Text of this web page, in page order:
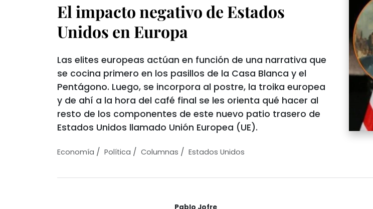
El impacto negativo de Estados
Unidos en Europa
Las elites europeas actúan en función de una narrativa que
se cocina primero en los pasillos de la Casa Blanca y el
Pentágono. Luego, se incorpora al postre, la troika europea
y de ahí a la hora del café final se les orienta qué hacer al
resto de los componentes de este nuevo patio trasero de
Estados Unidos llamado Unión Europea (UE).
Economí­a / Política / Columnas / Estados Unidos